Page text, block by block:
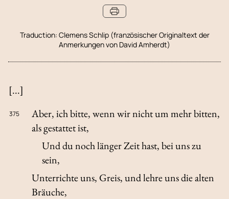
Traduction: Clemens Schlip (französischer Originaltext der
Anmerkungen von David Amherdt)
[...]
375
Aber, ich bitte, wenn wir nicht um mehr bitten,
als gestattet ist,
Und du noch länger Zeit hast, bei uns zu
sein,
Unterrichte uns, Greis, und lehre uns die alten
Bräuche,